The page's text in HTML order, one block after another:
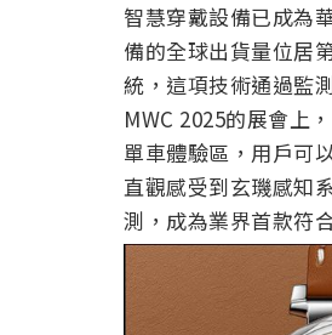
智慧穿戴設備已成為
備的全球出貨量位居
統，這項技術通過監
MWC 2025的展會上
單車體驗區，用戶可
直觀感受到玄璣感知
測，成為業界首款符